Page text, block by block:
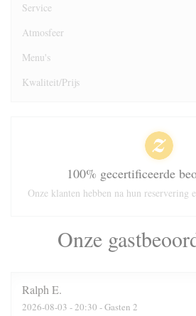
Onze
Ralph E
2026-08-03 - 20:30 - Gasten 2
Service
Atmosfeer
Menu's
Kwaliteit/Prijs
100% gecertificeerde
Onze klanten hebben na hun reservering